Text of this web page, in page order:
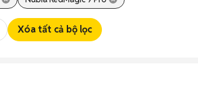
Xóa tất cả bộ lọc